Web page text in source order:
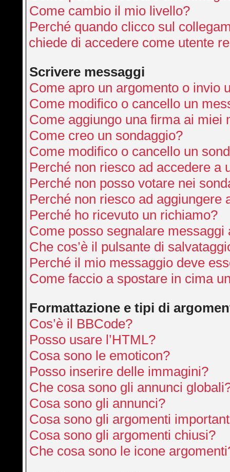
Come cambio il mio livello?
Perché quando clicco sul
chiede di accedere come utente
Scrivere messaggi
Come apro un argomento o invio
Come modifico o cancello un
Come aggiungo una firma ai miei
Come creo un sondaggio?
Come modifico o cancello un
Perché non riesco ad accedere a
Perché non posso votare nei
Perché non riesco ad aggiungere
Perché ho ricevuto un richiamo?
Come posso segnalare messaggi
Che cos’è il pulsante di
Perché il mio messaggio deve
Come faccio a spostare in cima
Formattazione e tipi di
Cos’è il BBCode?
Posso usare l’HTML?
Cosa sono le emoticon?
Posso inserire delle immagini?
Che cosa sono gli annunci
Cosa sono gli annunci?
Cosa sono gli argomenti
Cosa sono gli argomenti chiusi?
Che cosa sono le icone